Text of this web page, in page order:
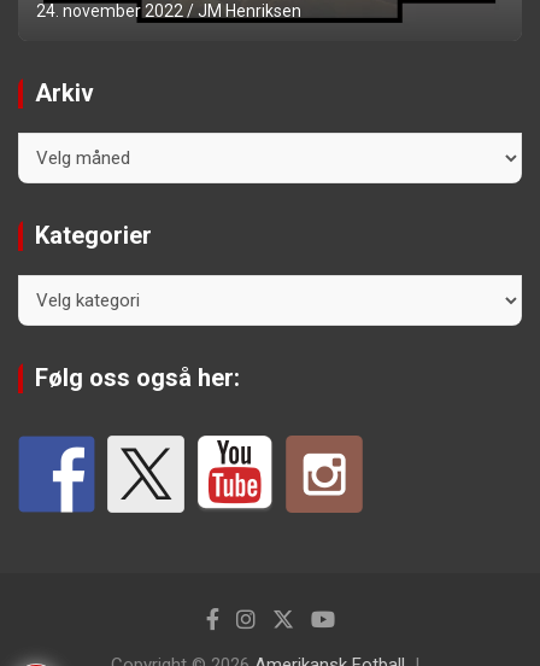
24. november 2022 JM Henriksen
Arkiv
Kategorier
Følg oss også her: